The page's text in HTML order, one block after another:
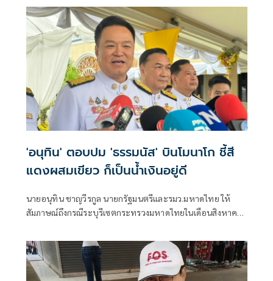
ไม่มีผู้ที่มีส่วนเกี่ยวข้องกับสภาชุดที่ผ่านมาขึ้นมา เพื่อเปิดพื้นที่
ให้ผู้เสียหายรู้สึกสบายใจที่สุด วางใจที่สุด และปลอดภัยที่สุด
'อนุทิน' ตอบปม 'ธรรมนัส' บินโมนาโก ชี้สี
แดงผสมเขียว ก็เป็นน้ำเงินอยู่ดี
นายอนุทิน ชาญวีรกูล นายกรัฐมนตรีและรมว.มหาดไทย ให้
สัมภาษณ์ถึงกรณีระบุรีเซตกระทรวงมหาดไทยในเดือนสิงหาคม